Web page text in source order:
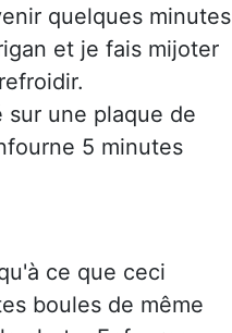
quelques minutes
et je fais mijoter
sur une plaque de
5 minutes
ce que ceci
boules de même